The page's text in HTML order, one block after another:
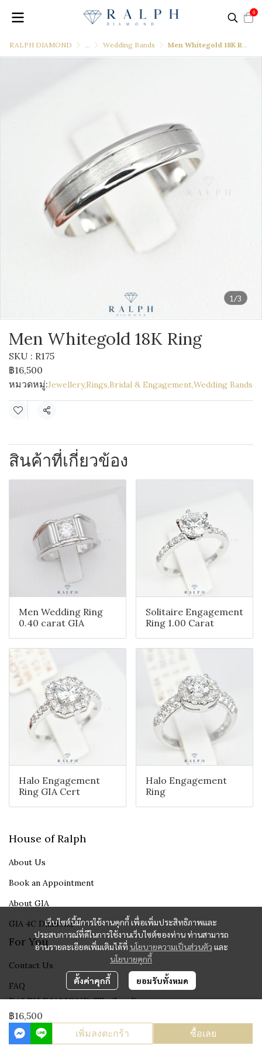
0
RALPH DIAMOND ... Wedding Bands Men Whitegold 18K Ring
1/3
Men Whitegold 18K Ring
SKU : R175
฿16,500
หมวดหมู่:Jewellery,Rings,Bridal & Engagement,Wedding Bands
แชร์
สินค้าที่เกี่ยวข้อง
Men Wedding Ring
0.40 carat GIA
Solitaire Engagement
Ring 1.00 Carat
Halo Engagement
Ring GIA Cert
Halo Engagement
Ring
฿16,500
เพิ่มลงตะกร้า ซื้อเลย
เว็บไซต์นี้มีการใช้งานคุกกี้ เพื่อเพิ่มประสิทธิภาพและ
ประสบการณ์ที่ดีในการใช้งานเว็บไซต์ของท่าน ท่านสามารถ
อ่านรายละเอียดเพิ่มเติมได้ที่ นโยบายความเป็นส่วนตัว และ
นโยบายคุกกี้
ตั้งค่าคุกกี้ ยอมรับทั้งหมด
House of Ralph
About Us
Book an Appointment
About GIA
GIA 4C Diamond
For You
Contact Us
FAQ
RALPH DIAMOND (Thailand)
Fine Jewelry Since 1995
Powered By MakeWebEasy